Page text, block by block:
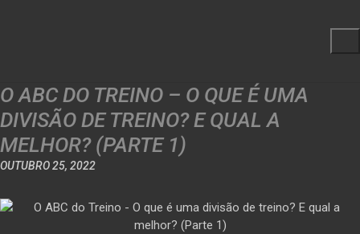
O ABC DO TREINO – O QUE É UMA
DIVISÃO DE TREINO? E QUAL A
MELHOR? (PARTE 1)
OUTUBRO 25, 2022